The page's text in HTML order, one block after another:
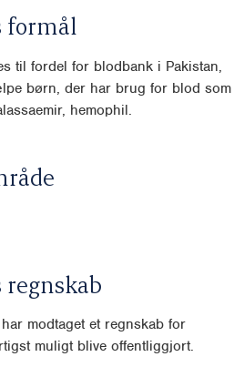
formål
til fordel for blodbank i Pakistan,
børn, der har brug for blod som
hemophil.
modtaget et regnskab for
muligt blive offentliggjort.